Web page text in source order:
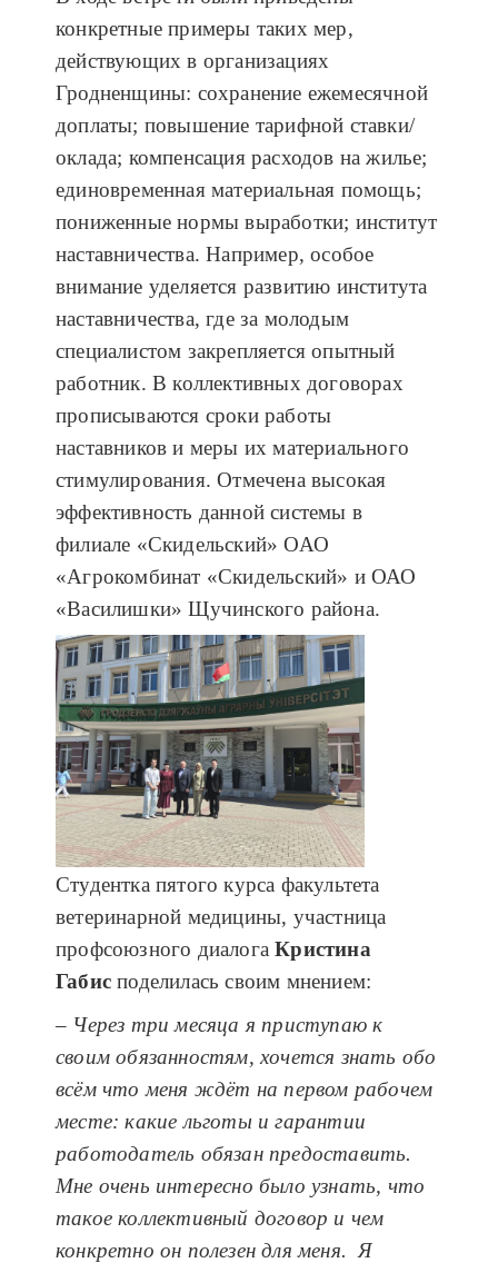
конкретные примеры таких мер,
действующих в организациях
Гродненщины: сохранение ежемесячной
доплаты; повышение тарифной ставки/
оклада; компенсация расходов на жилье;
единовременная материальная помощь;
пониженные нормы выработки; институт
наставничества. Например, особое
внимание уделяется развитию института
наставничества, где за молодым
специалистом закрепляется опытный
работник. В коллективных договорах
прописываются сроки работы
наставников и меры их материального
стимулирования. Отмечена высокая
эффективность данной системы в
филиале «Скидельский» ОАО
«Агрокомбинат «Скидельский» и ОАО
«Василишки» Щучинского района.
Студентка пятого курса факультета
ветеринарной медицины, участница
профсоюзного диалогаКристина
Габис поделилась своим мнением:
– Через три месяца я приступаю к
своим обязанностям, хочется знать обо
всём что меня ждёт на первом рабочем
месте: какие льготы и гарантии
работодатель обязан предоставить.
Мне очень интересно было узнать, что
такое коллективный договор и чем
конкретно он полезен для меня. Я